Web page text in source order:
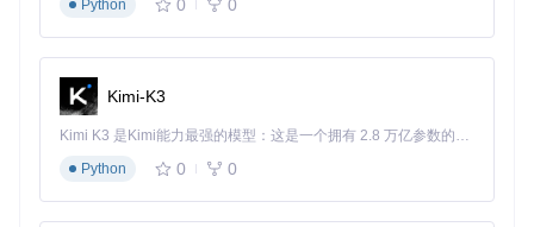
from diffusers import
import torch
# 加载基础模型与Lightning加速模块
pipe = DiffusionPipeline.from_pretrained(
    torch_dtype=torch.bfloat16
Python
0 0
Kimi-K3
Kimi K3 是Kimi能力最强的模型：这是一个拥有 2.8 万亿参数的混合专家（MoE）模型，具备原生视觉理解能力，并支持 100 万 token 的上下文窗口。
Python
0 0